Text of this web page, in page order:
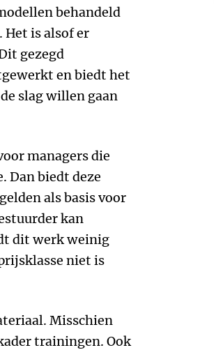
behandeld
is alsof er
gezegd
en biedt het
slag willen gaan
managers die
Dan biedt deze
als basis voor
kan
dit werk weinig
niet is
Misschien
trainingen. Ook